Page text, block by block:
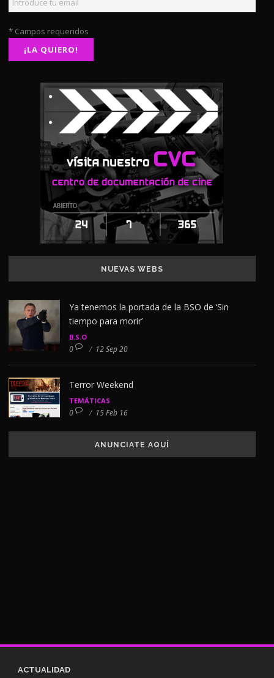
* Campos requeridos
NUEVAS WEBS
Ya tenemos la portada de la BSO de ‘Sin
tiempo para morir’
B.S.O
0 / 12 Sep 20
Terror Weekend
TEMÁTICAS
0 / 15 Feb 16
ANUNCIATE AQUÍ
ACTUALIDAD